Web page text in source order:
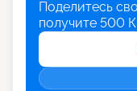
Поделитесь
получите 500